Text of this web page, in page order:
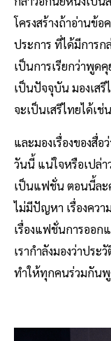
โครงสร้างถ้าอ่านข้
ประการ ที่ได้มีการก
เป็นการเรียกว่าพูด
เป็นปัจจุบัน มองเส
จะเป็นเสรีไทยได้เช่
และมองเรื่องของสื่
วันนี้ แน่ใจหรือเปล่า
เป็นแฟชั่น ตอนนี้ละ
ไม่มีปัญหา เรื่องควา
เรื่องแฟชั่นการออก
เรากำลังมองว่าปร
ทำให้ทุกคนร่วมกันพู